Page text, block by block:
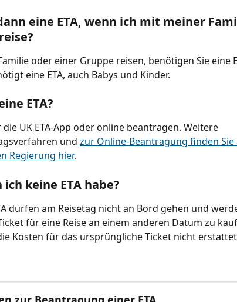
eine ETA, wenn ich mit meiner
oder einer Gruppe reisen, benötigen Sie eine
eine ETA, auch Babys und Kinder.
ETA?
die UK ETA-App oder online beantragen. Weitere
und zur Online-Beantragung finden Sie
Regierung hier.
keine ETA habe?
dürfen am Reisetag nicht an Bord gehen und
für eine Reise an einem anderen Datum zu
Kosten für das ursprüngliche Ticket nicht erstattet